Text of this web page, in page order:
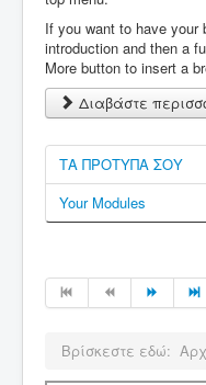
If you want to have your
introduction and then a
More button to insert a
Διαβάστε
ΤΑ ΠΡΟΤΥΠΑ ΣΟΥ
Your Modules
Βρίσκεστε εδώ: